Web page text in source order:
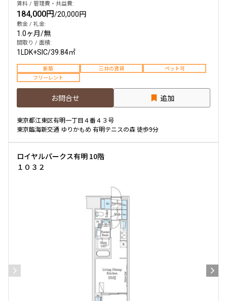
賃料 / 管理費・共益費:
184,000円/20,000円
敷金 / 礼金:
1.0ヶ月/無
間取り / 面積:
1LDK+SIC/39.84㎡
新築 三井の賃貸
ペット可
フリーレント
お問合せ 追加
東京都江東区有明一丁目４番４３号
東京臨海新交通 ゆりかもめ 有明テニスの森 徒歩9分
ロイヤルパークス有明 10階
１０３２